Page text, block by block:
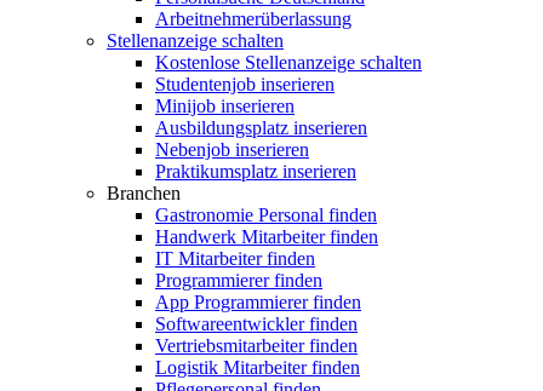
Arbeitnehmerüberlassung
Stellenanzeige schalten
Kostenlose Stellenanzeige schalten
Studentenjob inserieren
Minijob inserieren
Ausbildungsplatz inserieren
Nebenjob inserieren
Praktikumsplatz inserieren
Branchen
Gastronomie Personal finden
Handwerk Mitarbeiter finden
IT Mitarbeiter finden
Programmierer finden
App Programmierer finden
Softwareentwickler finden
Vertriebsmitarbeiter finden
Logistik Mitarbeiter finden